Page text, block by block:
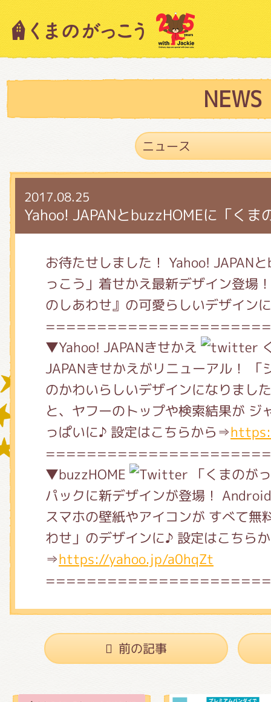
NEWS
2017.08.25
Yahoo! JAPANとbuzzHOMEに「く
お待たせしました！ Yahoo! JAPAN
っこう」着せかえ最新デザイン登場
のしあわせ』の可愛らしいデザイン
▼Yahoo! JAPANきせかえ
JAPANきせかえがリニューアル！ 「
のかわいらしいデザインになりまし
と、ヤフーのトップや検索結果が ジ
っぱいに♪ 設定はこちらから⇒
▼buzzHOME
「くまのが
パックに新デザインが登場！
スマホの壁紙やアイコンが すべて無
わせ」のデザインに♪ 設定はこちら
⇒https://yahoo.jp/a0hqZt
前の記事
キャラクター紹介
スタッフブログ
絵本・作家紹介
ショップインフォメーション
ミュージカル・コンサート
おたのしみコンテンツ(クイズ・
チア ジャッキーズ！
くまのがっこう しょくいんしつ
くまのがっこう 家庭科部